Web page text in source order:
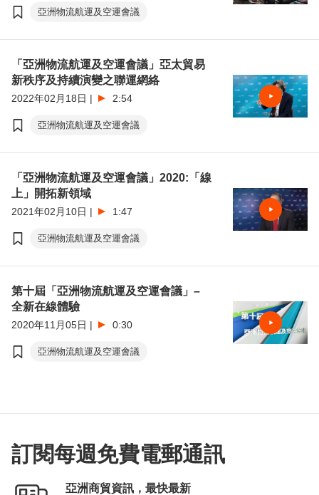
亞洲物流航運及空運會議
「亞洲物流航運及空運會議」亞太貿易
新秩序及持續演變之聯運網絡
2022年02月18日 | 2:54
亞洲物流航運及空運會議
「亞洲物流航運及空運會議」2020:「線
上」開拓新領域
2021年02月10日 | 1:47
亞洲物流航運及空運會議
第十屆「亞洲物流航運及空運會議」–
全新在線體驗
2020年11月05日 | 0:30
亞洲物流航運及空運會議
訂閱每週免費電郵通訊
亞洲商貿資訊，最快最新